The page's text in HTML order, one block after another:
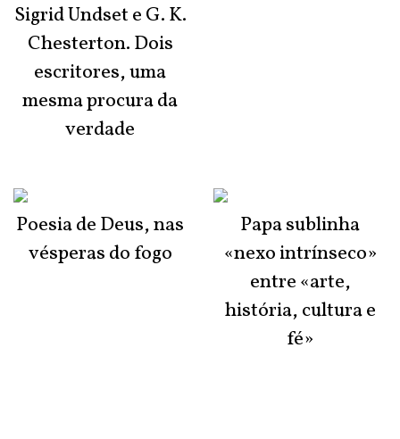
Sigrid Undset e G. K.
Chesterton. Dois
escritores, uma
mesma procura da
verdade
Poesia de Deus, nas
vésperas do fogo
Papa sublinha
«nexo intrínseco»
entre «arte,
história, cultura e
fé»